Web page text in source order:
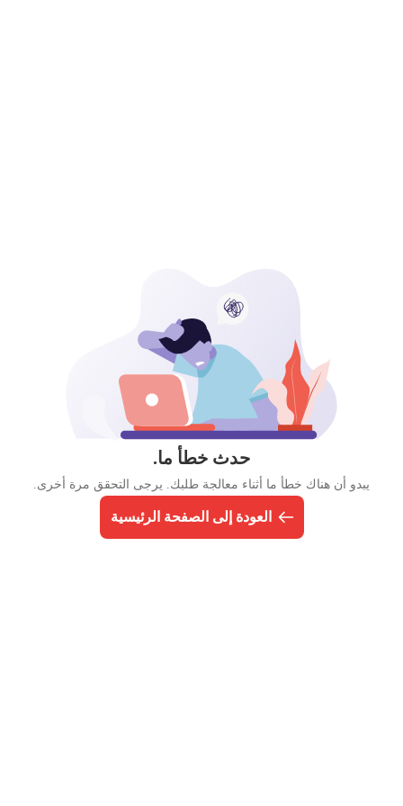
حدث خطأ ما.
يبدو أن هناك خطأ ما أثناء معالجة طلبك. يرجى التحقق مرة أخرى.
العودة إلى الصفحة الرئيسية